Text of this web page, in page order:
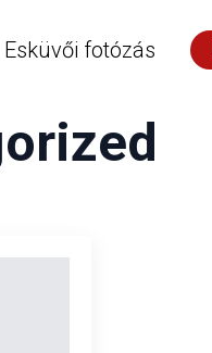
Esküvői fotózás